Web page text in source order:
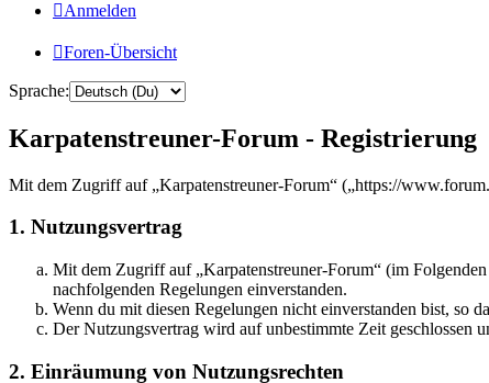
Anmelden
Foren-Übersicht
Sprache:
Karpatenstreuner-Forum - Registrierung
Mit dem Zugriff auf „Karpatenstreuner-Forum“ („https://
1. Nutzungsvertrag
Mit dem Zugriff auf „Karpatenstreuner-Forum“ (im
nachfolgenden Regelungen einverstanden.
Wenn du mit diesen Regelungen nicht einverstanden bist, so
Der Nutzungsvertrag wird auf unbestimmte Zeit geschlossen
2. Einräumung von Nutzungsrechten